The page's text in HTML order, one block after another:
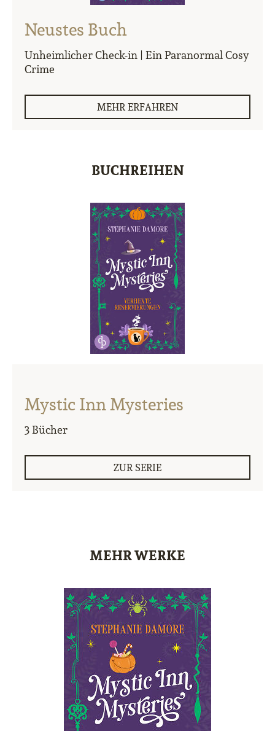
Neustes Buch
Unheimlicher Check-in | Ein Paranormal Cosy
Crime
MEHR ERFAHREN
BUCHREIHEN
Mystic Inn Mysteries
3 Bücher
ZUR SERIE
MEHR WERKE